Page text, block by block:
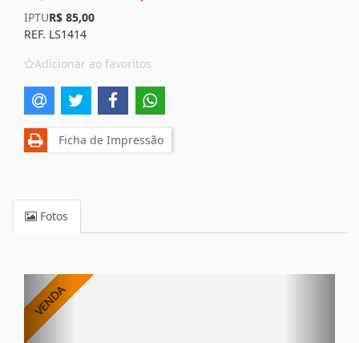
IPTUR$ 85,00
REF. LS1414
Adicionar ao favoritos
Ficha de Impressão
Fotos